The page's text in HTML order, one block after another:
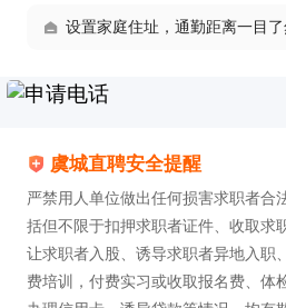
要求，热爱销售工作，就有机
设置家庭住址，通勤距离一目了
虞城直聘安全提醒
严禁用人单位做出任何损害求职者合
括但不限于扣押求职者证件、收取求
让求职者入股、诱导求职者异地入职
费培训，付费实习或收取报名费、体